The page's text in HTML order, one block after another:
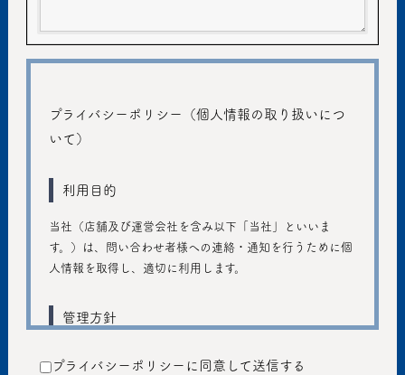
プライバシーポリシー（個人情報の取り扱いにつ
いて）
利用目的
当社（店舗及び運営会社を含み以下「当社」といいま
す。）は、問い合わせ者様への連絡・通知を行うために個
人情報を取得し、適切に利用します。
管理方針
プライバシーポリシーに同意して送信する